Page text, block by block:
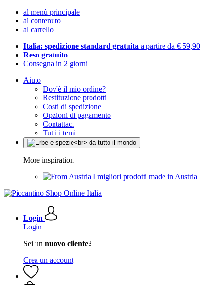
al menù principale
al contenuto
al carrello
Italia: spedizione standard gratuita a partire da € 59,90
Reso gratuito
Consegna in 2 giorni
Aiuto
Dov'è il mio ordine?
Restituzione prodotti
Costi di spedizione
Opzioni di pagamento
Contattaci
Tutti i temi
More inspiration
I migliori prodotti made in Austria
Login
Login
Sei un nuovo cliente?
Crea un account